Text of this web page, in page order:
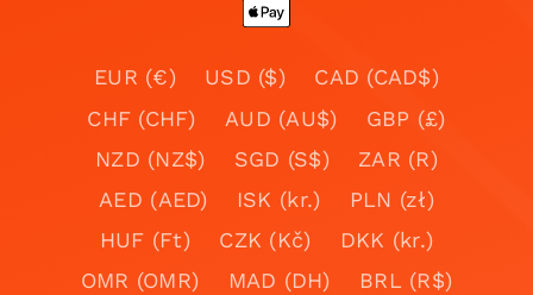
EUR (€) USD ($)
CAD (CAD$)
CHF (CHF)
AUD (AU$)
GBP (£)
NZD (NZ$)
SGD (S$)
ZAR (R)
AED (AED)
ISK (kr.)
PLN (zł)
HUF (Ft)
CZK (Kč)
DKK (kr.)
OMR (OMR)
MAD (DH)
BRL (R$)